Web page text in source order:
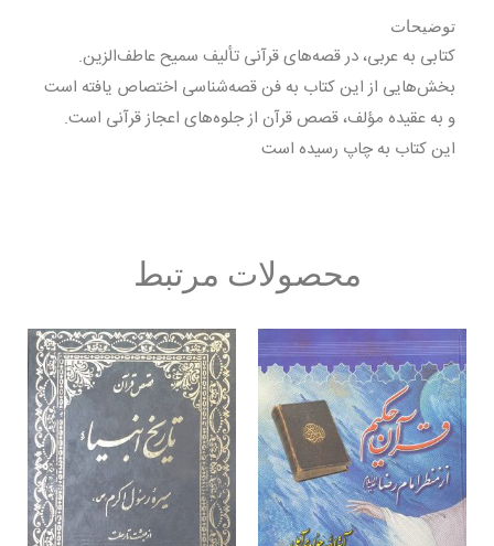
توضیحات
کتابی به عربی، در قصه‌های قرآنی تألیف سمیح عاطف‌الزین.
بخش‌هایی از این کتاب به فن قصه‌شناسی اختصاص یافته است
و به عقیده مؤلف، قصص قرآن از جلوه‌های اعجاز قرآنی است.
این کتاب به چاپ رسیده است
محصولات مرتبط